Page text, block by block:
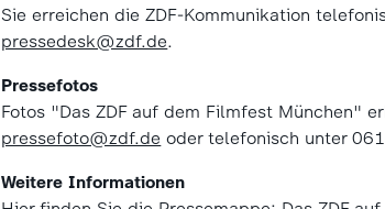
Sie erreichen die ZDF-Kommunikation
pressedesk@zdf.de.
Pressefotos
Fotos "Das ZDF auf dem Filmfest München"
pressefoto@zdf.de oder telefonisch unter
Weitere Informationen